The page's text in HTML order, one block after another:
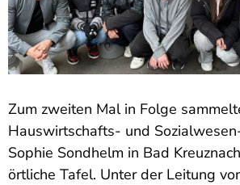
Zum zweiten Mal in Folge
Hauswirtschafts- und
Sophie Sondhelm in Bad
örtliche Tafel. Unter der Leitung